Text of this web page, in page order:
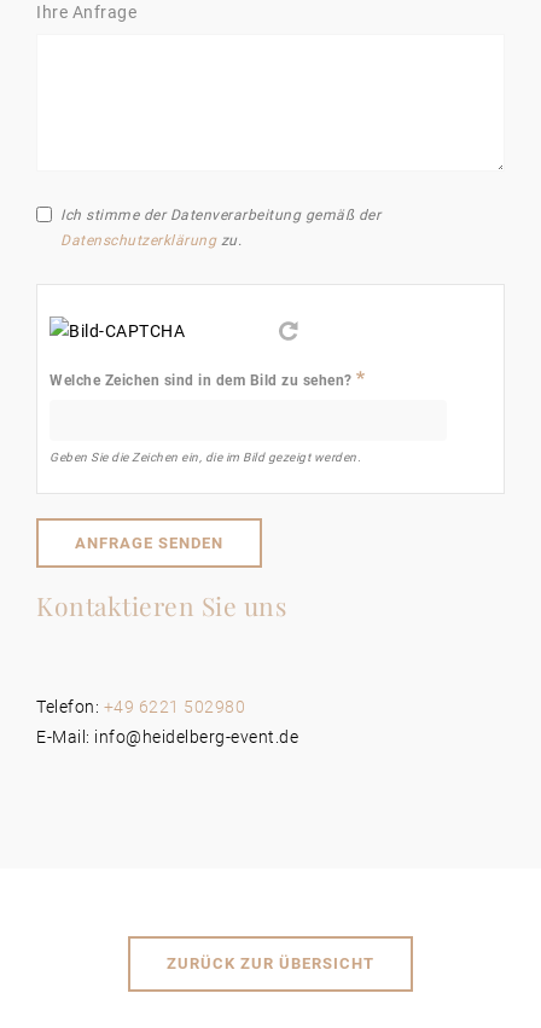
Ihre Anfrage
Ich stimme der Datenverarbeitung gemäß der
Datenschutzerklärungzu.
Welche Zeichen sind in dem Bild zu sehen?
Geben Sie die Zeichen ein, die im Bild gezeigt werden.
ANFRAGE SENDEN
Kontaktieren Sie uns
Telefon: +49 6221 502980
E-Mail: info@heidelberg-event.de
ZURÜCK ZUR ÜBERSICHT